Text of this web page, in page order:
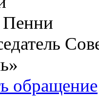
Пенни
обращение